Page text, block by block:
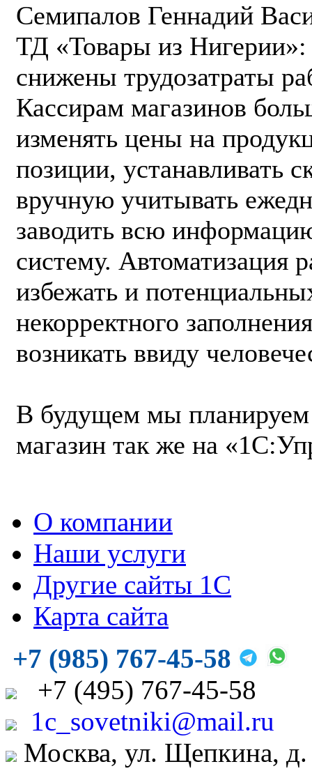
Семипалов Геннадий
ТД «Товары из Нигерии»:
снижены трудозатраты
Кассирам магазинов
изменять цены на
позиции, устанавливать
вручную учитывать
заводить всю
систему. Автоматизация
избежать и
некорректного
возникать ввиду
В будущем мы
магазин так же на
О компании
Наши услуги
Другие сайты 1С
Карта сайта
+7 (985) 767-45-58
+7 (495) 767-45-58
1c_sovetniki@mail.ru
Москва, ул. Щепкина,